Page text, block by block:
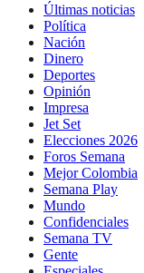
Últimas noticias
Política
Nación
Dinero
Deportes
Opinión
Impresa
Jet Set
Elecciones 2026
Foros Semana
Mejor Colombia
Semana Play
Mundo
Confidenciales
Semana TV
Gente